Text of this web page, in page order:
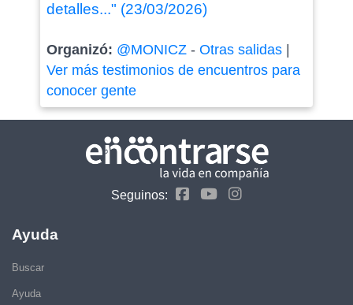
detalles..." (23/03/2026)
Organizó: @MONICZ- Otras salidas|
Ver más testimonios de encuentros para
conocer gente
Seguinos:
Ayuda
Buscar
Ayuda